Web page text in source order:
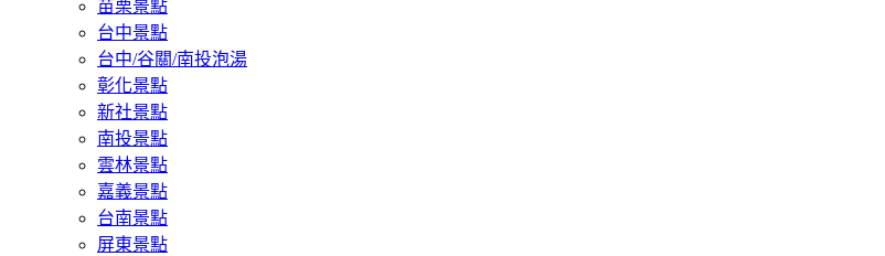
苗栗景點
台中景點
台中/谷關/南投泡湯
彰化景點
新社景點
南投景點
雲林景點
嘉義景點
台南景點
屏東景點